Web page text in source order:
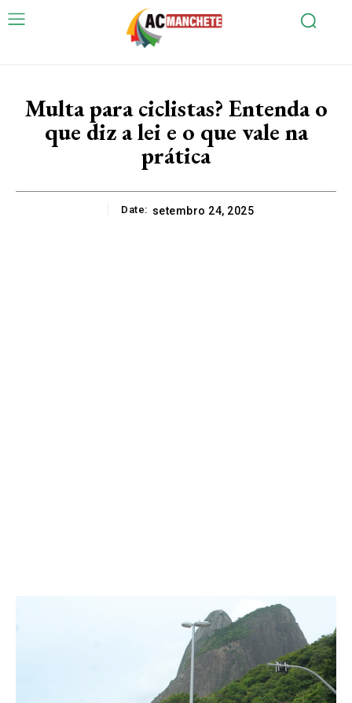
Multa para ciclistas? Entenda o
que diz a lei e o que vale na
prática
Date: setembro 24, 2025